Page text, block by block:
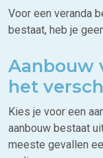
Voor een veranda
bestaat, heb je
Aanbouw
het
Kies je voor een
aanbouw bestaat
meeste gevallen